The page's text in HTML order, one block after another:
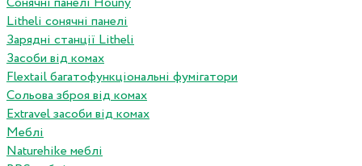
Litheli сонячні панелі
Зарядні станції Litheli
Засоби від комах
Flextail багатофункціональні фумігатори
Сольова зброя від комах
Extravel засоби від комах
Меблі
Naturehike меблі